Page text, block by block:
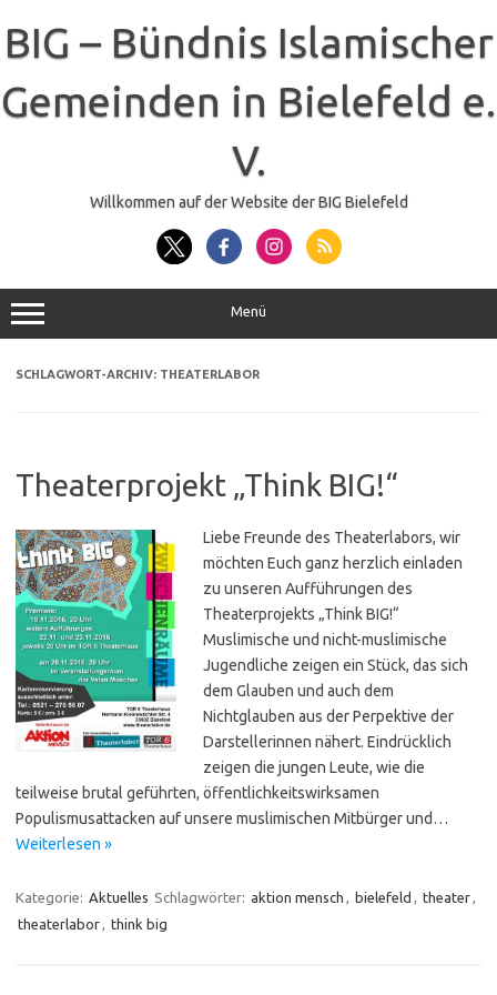
springen
BIG – Bündnis Islamischer
Gemeinden in Bielefeld e.
V.
Willkommen auf der Website der BIG Bielefeld
Menü
SCHLAGWORT-ARCHIV: THEATERLABOR
Theaterprojekt „Think BIG!“
Liebe Freunde des Theaterlabors, wir
möchten Euch ganz herzlich einladen
zu unseren Aufführungen des
Theaterprojekts „Think BIG!“
Muslimische und nicht-muslimische
Jugendliche zeigen ein Stück, das sich
dem Glauben und auch dem
Nichtglauben aus der Perpektive der
Darstellerinnen nähert. Eindrücklich
zeigen die jungen Leute, wie die
teilweise brutal geführten, öffentlichkeitswirksamen
Populismusattacken auf unsere muslimischen Mitbürger und…
Weiterlesen »
Kategorie: Aktuelles Schlagwörter: aktion mensch , bielefeld , theater,
theaterlabor, think big